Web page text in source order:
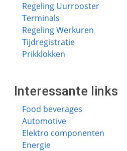
Regeling Uurrooster
Terminals
Regeling Werkuren
Tijdregistratie
Prikklokken
Interessante links
Food beverages
Automotive
Elektro componenten
Energie